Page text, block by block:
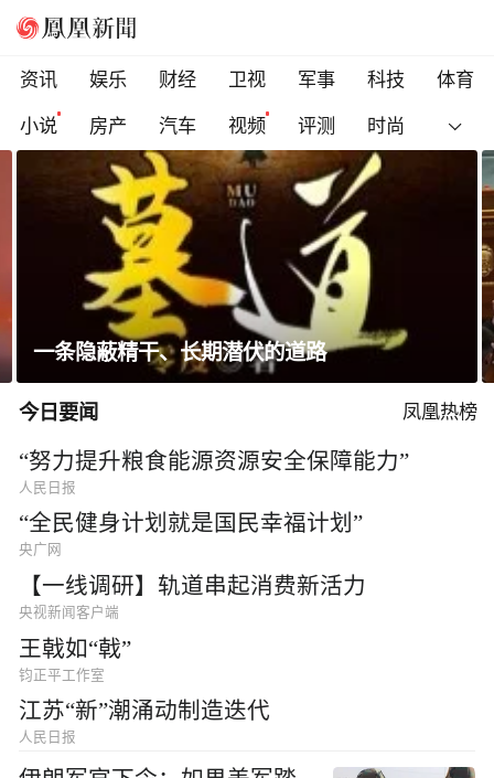
资讯 娱乐 财经 卫视 军事 科技
体育
小说
房产 汽车 视频 评测 时尚
科索沃总理遭反对派议员扔鸡蛋，直播被紧急
切断
今日要闻 凤凰热榜
“努力提升粮食能源资源安全保障能力”
人民日报
“全民健身计划就是国民幸福计划”
央广网
【一线调研】轨道串起消费新活力
央视新闻客户端
王戟如“戟”
钧正平工作室
江苏“新”潮涌动制造迭代
人民日报